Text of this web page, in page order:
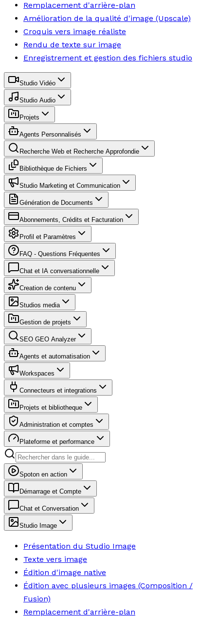
Remplacement d'arrière-plan
Amélioration de la qualité d'image (Upscale)
Croquis vers image réaliste
Rendu de texte sur image
Enregistrement et gestion des fichiers studio
Studio Vidéo
Studio Audio
Projets
Agents Personnalisés
Recherche Web et Recherche Approfondie
Bibliothèque de Fichiers
Studio Marketing et Communication
Génération de Documents
Abonnements, Crédits et Facturation
Profil et Paramètres
FAQ - Questions Fréquentes
Chat et IA conversationnelle
Creation de contenu
Studios media
Gestion de projets
SEO GEO Analyzer
Agents et automatisation
Workspaces
Connecteurs et integrations
Projets et bibliotheque
Administration et comptes
Plateforme et performance
Spoton en action
Démarrage et Compte
Chat et Conversation
Studio Image
Présentation du Studio Image
Texte vers image
Édition d'image native
Édition avec plusieurs images (Composition /
Fusion)
Remplacement d'arrière-plan